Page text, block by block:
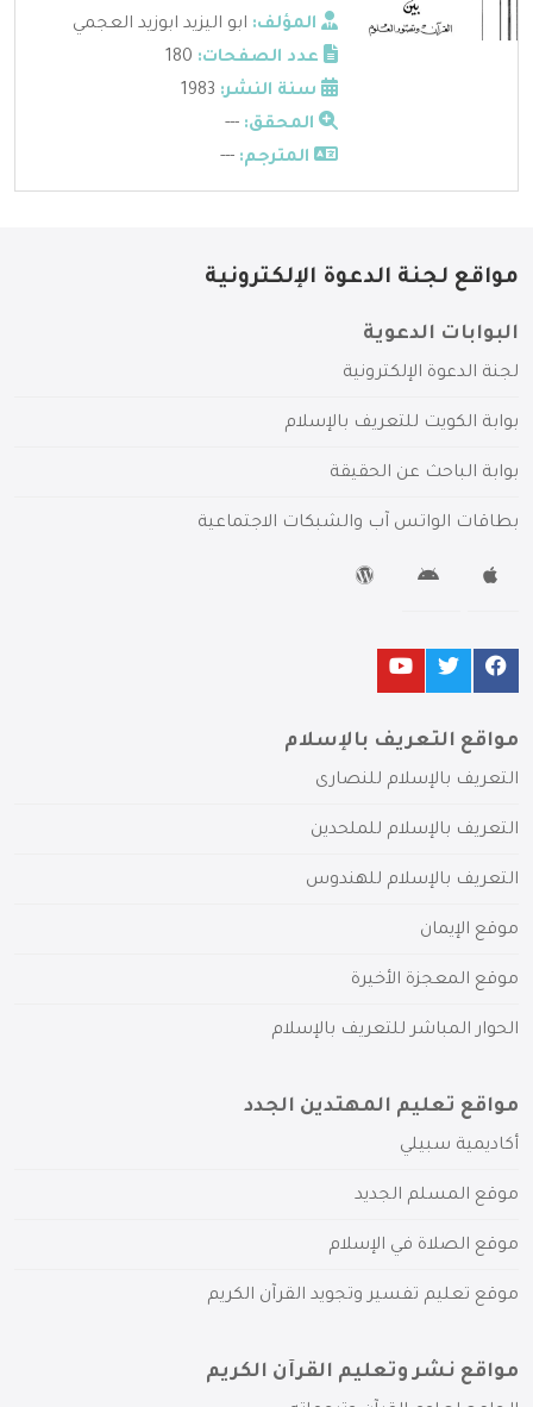
المؤلف: ابو اليزيد ابوزيد العجمي
عدد الصفحات:
سنة النشر:
المحقق: ---
المترجم: ---
مواقع لجنة الدعوة الإلكترونية
البوابات الدعوية
لجنة الدعوة الإلكترونية
بوابة الكويت للتعريف بالإسلام
بوابة الباحث عن الحقيقة
بطاقات الواتس آب والشبكات الاجتماعية
مواقع التعريف بالإسلام
التعريف بالإسلام للنصارى
التعريف بالإسلام للملحدين
التعريف بالإسلام للهندوس
موقع الإيمان
موقع المعجزة الأخيرة
الحوار المباشر للتعريف بالإسلام
مواقع تعليم المهتدين الجدد
أكاديمية سبيلي
موقع المسلم الجديد
موقع الصلاة في الإسلام
موقع تعليم تفسير وتجويد القرآن الكريم
مواقع نشر وتعليم القرآن الكريم